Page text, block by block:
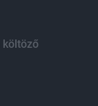
költöző